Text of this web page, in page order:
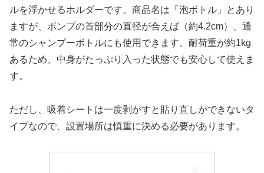
ルを浮かせるホルダーです。商品名は「泡ボトル」とあり
ますが、ポンプの首部分の直径が合えば（約4.2cm）、通
常のシャンプーボトルにも使用できます。耐荷重が約1kg
あるため、中身がたっぷり入った状態でも安心して使えま
す。
ただし、吸着シートは一度剥がすと貼り直しができないタ
イプなので、設置場所は慎重に決める必要があります。